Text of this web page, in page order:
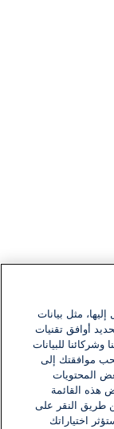
مثل بيانات
أوافق تقنيات
للبيانات
موافقتك إلى
المحتويات
هذه القائمة
طريق النقر على
اختياراتك